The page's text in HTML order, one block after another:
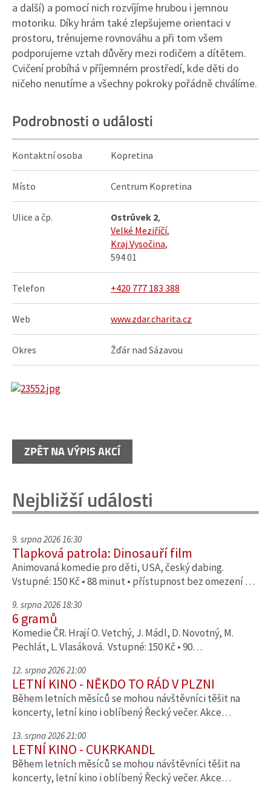
a další) a pomocí nich rozvíjíme hrubou i jemnou
motoriku. Díky hrám také zlepšujeme orientaci v
prostoru, trénujeme rovnováhu a při tom všem
podporujeme vztah důvěry mezi rodičem a dítětem.
Cvičení probíhá v příjemném prostředí, kde děti do
ničeho nenutíme a všechny pokroky pořádně chválíme.
Podrobnosti o události
Kontaktní osoba Kopretina
Místo Centrum Kopretina
Ulice a čp. Ostrůvek 2,
Velké Meziříčí,
Kraj Vysočina,
594 01
Telefon +420 777 183 388
Web www.zdar.charita.cz
Okres Žďár nad Sázavou
ZPĚT NA VÝPIS AKCÍ
Nejbližší události
9. srpna 2026 16:30
Tlapková patrola: Dinosauří film
Animovaná komedie pro děti, USA, český dabing.
Vstupné: 150 Kč • 88 minut • přístupnost bez omezení …
9. srpna 2026 18:30
6 gramů
Komedie ČR. Hrají O. Vetchý, J. Mádl, D. Novotný, M.
Pechlát, L. Vlasáková. Vstupné: 150 Kč • 90…
12. srpna 2026 21:00
LETNÍ KINO - NĚKDO TO RÁD V PLZNI
Během letních měsíců se mohou návštěvníci těšit na
koncerty, letní kino i oblíbený Řecký večer. Akce…
13. srpna 2026 21:00
LETNÍ KINO - CUKRKANDL
Během letních měsíců se mohou návštěvníci těšit na
koncerty, letní kino i oblíbený Řecký večer. Akce…